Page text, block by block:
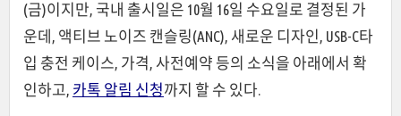
(금)이지만, 국내 출시일은 10월 16일 수요일로 결정된 가
운데, 액티브 노이즈 캔슬링(ANC), 새로운 디자인, USB-C타
입 충전 케이스, 가격, 사전예약 등의 소식을 아래에서 확
인하고, 카톡 알림 신청까지 할 수 있다.